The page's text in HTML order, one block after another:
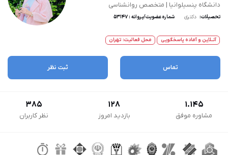
دانشگاه پنسیلوانیا | متخصص روانشناسی
تحصیلات: دکتری شماره عضویت/پروانه : 53147
آنــلاین و آماده پاسخگویی محل فعالیت: تهران
تماس ثبت نظر
1.145
مشاوره موفق
128
بازدید امروز
385
نظر کاربران